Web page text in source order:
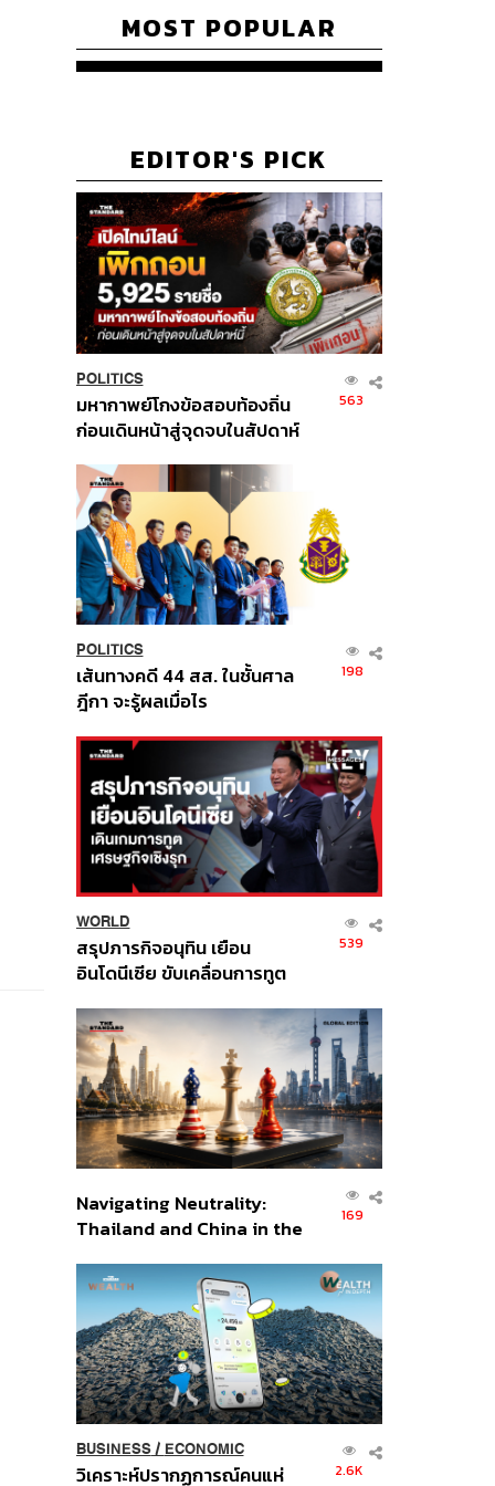
MOST POPULAR
EDITOR'S PICK
POLITICS
มหากาพย์โกงข้อสอบท้องถิ่น
ก่อนเดินหน้าสู่จุดจบในสัปดาห์
563
POLITICS
เส้นทางคดี 44 สส. ในชั้นศาล
ฎีกา จะรู้ผลเมื่อไร
198
WORLD
สรุปภารกิจอนุทิน เยือน
อินโดนีเซีย ขับเคลื่อนการทูต
ส่วนยุทธศาสตร์ไทย –
อินโดนีเซีย
539
Navigating Neutrality:
Thailand and China in the
Order
169
BUSINESS/ ECONOMIC
วิเคราะห์ปรากฏการณ์คนแห่ 2.6K